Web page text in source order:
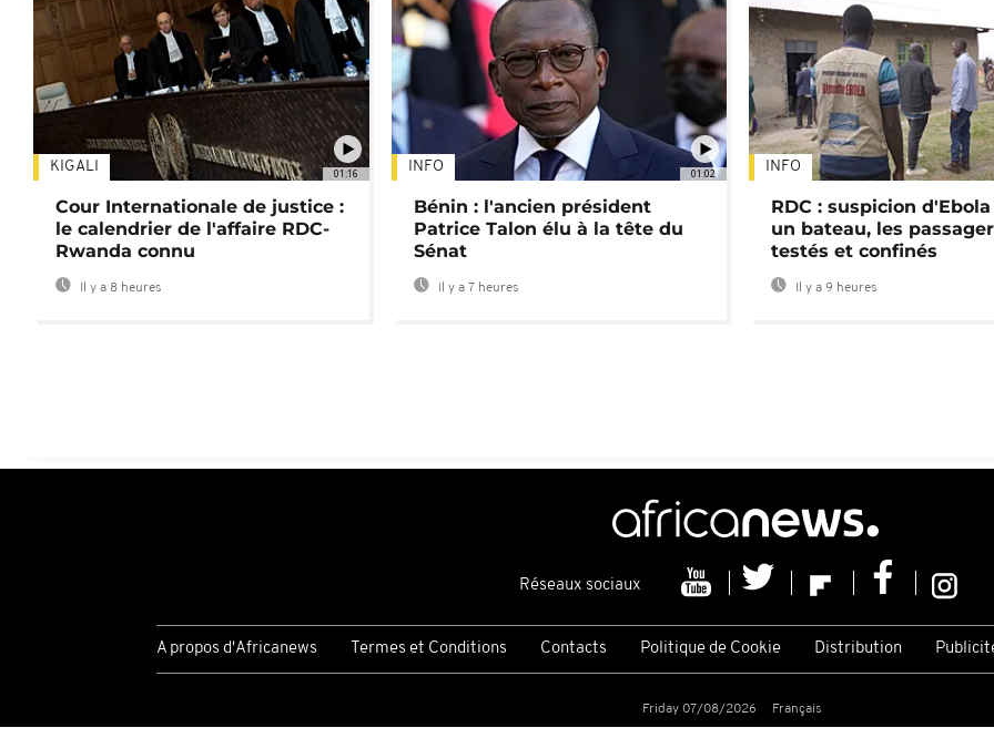
01:16
KIGALI
Cour Internationale de justice :
le calendrier de l'affaire RDC-
Rwanda connu
Il y a 8 heures
01:02
INFO
Bénin : l'ancien président
Patrice Talon élu à la tête du
Sénat
Il y a 7 heures
INFO
RDC : suspicion
un bateau, les
testés et confinés
Il y a 9 heures
Réseaux sociaux
A propos d'Africanews Termes et Conditions Contacts Politique de Cookie Distribution
Friday 07/08/2026